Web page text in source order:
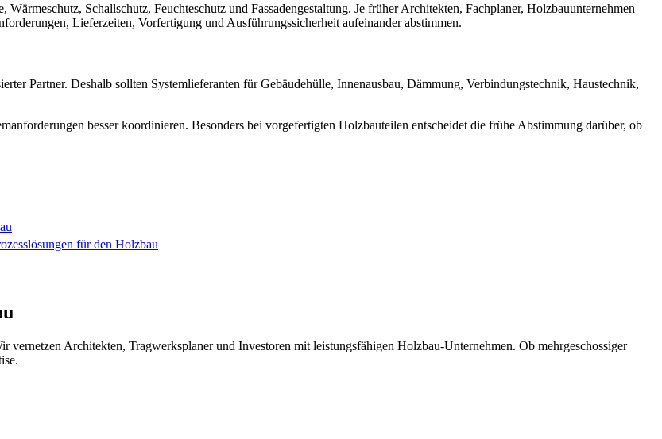
Schallschutz, Feuchteschutz und Fassadengestaltung. Je früher Architekten, Fachplaner, Holzbauunternehmen
Lieferzeiten, Vorfertigung und Ausführungssicherheit aufeinander abstimmen.
Partner. Deshalb sollten Systemlieferanten für Gebäudehülle, Innenausbau, Dämmung, Verbindungstechnik, Haustechnik,
besser koordinieren. Besonders bei vorgefertigten Holzbauteilen entscheidet die frühe Abstimmung darüber, ob
für den Holzbau
Architekten, Tragwerksplaner und Investoren mit leistungsfähigen Holzbau-Unternehmen. Ob mehrgeschossiger